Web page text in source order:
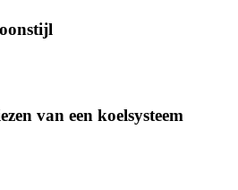
van een koelsysteem